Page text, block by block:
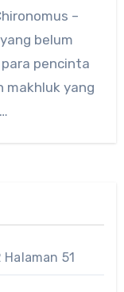
–
belum
pencinta
makhluk yang
51